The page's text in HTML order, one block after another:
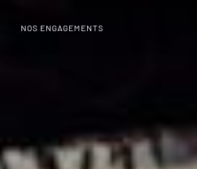
NOS ENGAGEMENTS